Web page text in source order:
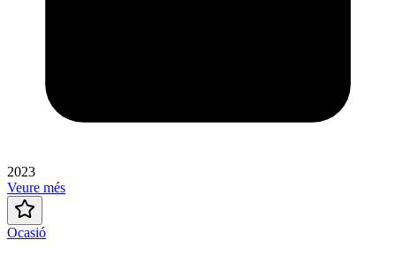
2023
Veure més
Ocasió